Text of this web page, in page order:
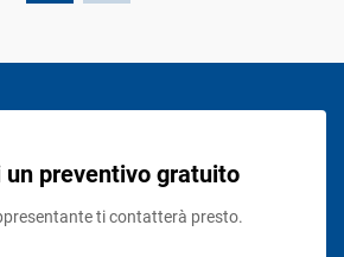
un preventivo gratuito
ti contatterà presto.